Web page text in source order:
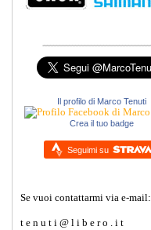
Il profilo di Marco Tenuti
Crea il tuo badge
Seguimi su
Se vuoi contattarmi via e-mail:
t e n u t i @ l i b e r o . i t